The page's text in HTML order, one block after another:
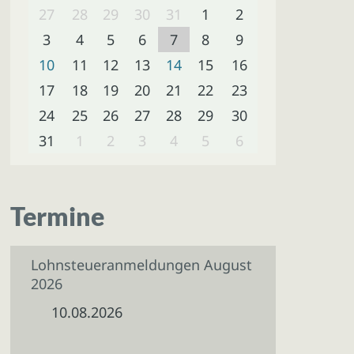
27 28 29 30 31 1
2
3
4 5 6 7 8
9
10
11 12 13 14 15
16
17
18 19 20 21 22
23
24
25 26 27 28 29
30
31
1 2 3 4 5 6
Termine
Lohnsteueranmeldungen August
2026
10.08.2026